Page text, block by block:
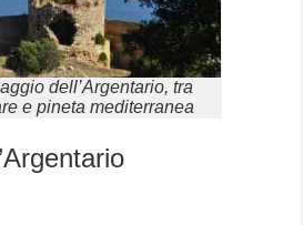
dell’Argentario, tra
e pineta mediterranea